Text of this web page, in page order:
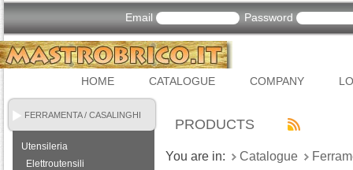
Email Password
HOME CATALOGUE COMPANY
FERRAMENTA / CASALINGHI
Utensileria
Elettroutensili
PRODUCTS
You are in: Catalogue